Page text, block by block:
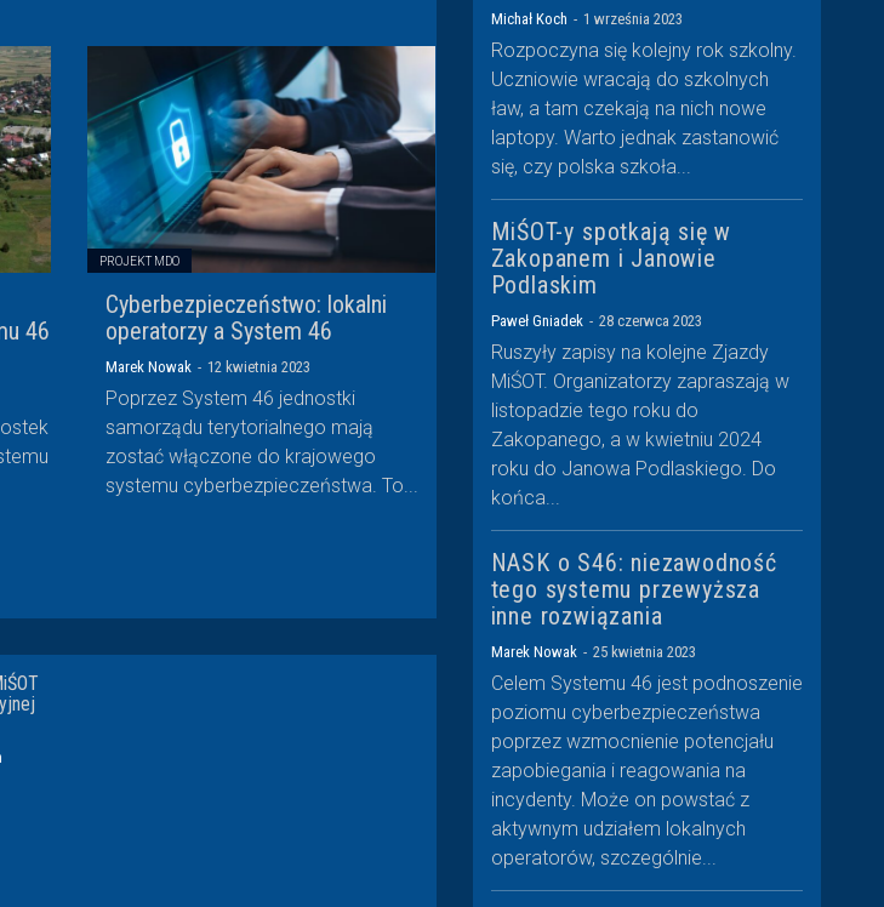
46
PROJEKT MDO
Cyberbezpieczeństwo: lokalni
operatorzy a System 46
Marek Nowak - 12 kwietnia 2023
Poprzez System 46 jednostki
samorządu terytorialnego mają
zostać włączone do krajowego
systemu cyberbezpieczeństwa. To...
Michał Koch - 1 września 2023
Rozpoczyna się kolejny rok szkolny.
Uczniowie wracają do szkolnych
ław, a tam czekają na nich nowe
laptopy. Warto jednak zastanowić
się, czy polska szkoła...
MiŚOT-y spotkają się w
Zakopanem i Janowie
Podlaskim
Paweł Gniadek - 28 czerwca 2023
Ruszyły zapisy na kolejne Zjazdy
MiŚOT. Organizatorzy zapraszają w
listopadzie tego roku do
Zakopanego, a w kwietniu 2024
roku do Janowa Podlaskiego. Do
końca...
NASK o S46: niezawodność
tego systemu przewyższa
inne rozwiązania
Marek Nowak - 25 kwietnia 2023
Celem Systemu 46 jest podnoszenie
poziomu cyberbezpieczeństwa
poprzez wzmocnienie potencjału
zapobiegania i reagowania na
incydenty. Może on powstać z
aktywnym udziałem lokalnych
operatorów, szczególnie...